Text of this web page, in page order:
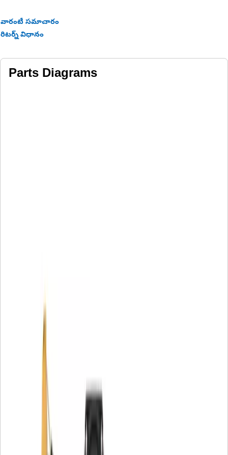
వారంటీ సమాచారం
రిటర్న్ విధానం
Parts Diagrams